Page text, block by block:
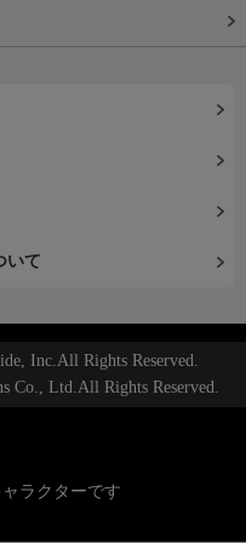
いて
Inc.All Rights Reserved.
Co., Ltd.All Rights Reserved.
ラクターです